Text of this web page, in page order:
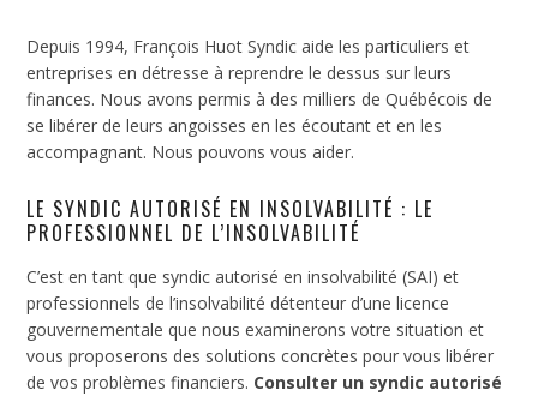
Depuis 1994, François Huot Syndic aide les particuliers et
entreprises en détresse à reprendre le dessus sur leurs
finances. Nous avons permis à des milliers de Québécois de
se libérer de leurs angoisses en les écoutant et en les
accompagnant. Nous pouvons vous aider.
LE SYNDIC AUTORISÉ EN INSOLVABILITÉ : LE
PROFESSIONNEL DE L’INSOLVABILITÉ
C’est en tant que syndic autorisé en insolvabilité (SAI) et
professionnels de l’insolvabilité détenteur d’une licence
gouvernementale que nous examinerons votre situation et
vous proposerons des solutions concrètes pour vous libérer
de vos problèmes financiers. Consulter un syndic autorisé